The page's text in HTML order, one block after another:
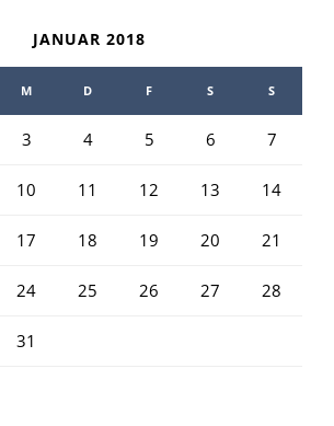
JANUAR 2018
M D F S S
3 4 5 6 7
10 11 12 13 14
17 18 19 20 21
24 25 26 27 28
31